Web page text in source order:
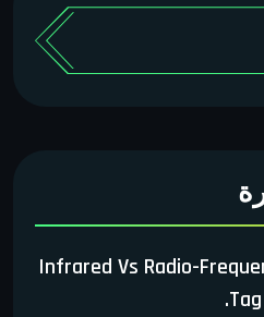
Infrared Vs Radio-